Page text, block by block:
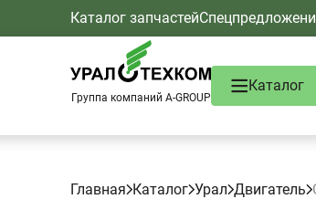
Каталог запчастей
Группа компаний A-GROUP
Каталог
Главная Каталог Урал Двигатель